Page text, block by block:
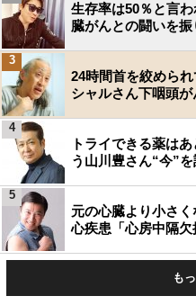
生存率は50％と言
臓がんとの闘いを振
24時間首を絞めら
シャルさん下咽頭が
3
トライできる薬は
う山川豊さん“今”を
4
元の心臓より小さ
心疾患「心房中隔
5
も